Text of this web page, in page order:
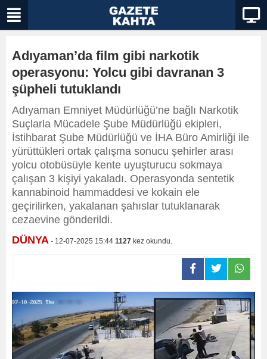
Adıyaman’da film gibi narkotik
operasyonu: Yolcu gibi davranan 3
şüpheli tutuklandı
Adıyaman Emniyet Müdürlüğü’ne bağlı Narkotik
Suçlarla Mücadele Şube Müdürlüğü ekipleri,
İstihbarat Şube Müdürlüğü ve İHA Büro Amirliği ile
yürüttükleri ortak çalışma sonucu şehirler arası
yolcu otobüsüyle kente uyuşturucu sokmaya
çalışan 3 kişiyi yakaladı. Operasyonda sentetik
kannabinoid hammaddesi ve kokain ele
geçirilirken, yakalanan şahıslar tutuklanarak
cezaevine gönderildi.
DÜNYA - 12-07-2025 15:44 1127 kez okundu.